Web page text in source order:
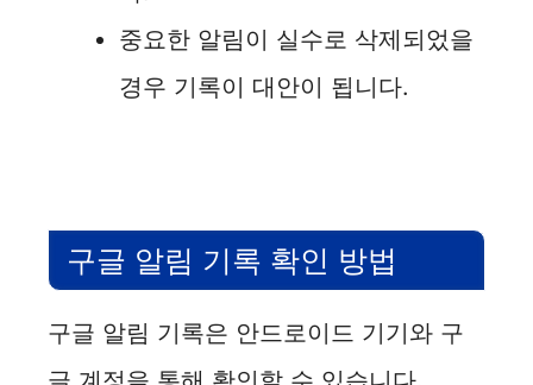
중요한 알림이 실수로 삭제되었을
경우 기록이 대안이 됩니다.
구글 알림 기록 확인 방법
구글 알림 기록은 안드로이드 기기와 구